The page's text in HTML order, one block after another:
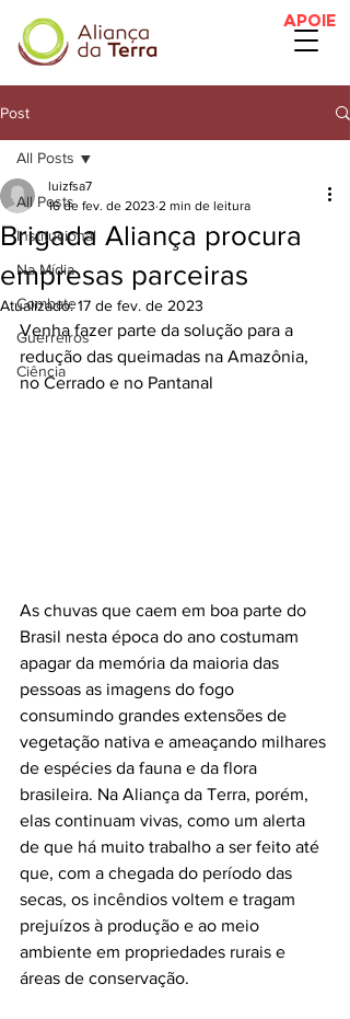
APOIE
Post
All Posts
Institucional
Na Mídia
Combate
Guerreiros
Ciência
All Posts
Brigada Aliança procura
empresas parceiras
luizfsa7
16 de fev. de 2023 2 min de leitura
Atualizado:17 de fev. de 2023
Venha fazer parte da solução para a
redução das queimadas na Amazônia,
no Cerrado e no Pantanal
As chuvas que caem em boa parte do
Brasil nesta época do ano costumam
apagar da memória da maioria das
pessoas as imagens do fogo
consumindo grandes extensões de
vegetação nativa e ameaçando milhares
de espécies da fauna e da flora
brasileira. Na Aliança da Terra, porém,
elas continuam vivas, como um alerta
de que há muito trabalho a ser feito até
que, com a chegada do período das
secas, os incêndios voltem e tragam
prejuízos à produção e ao meio
ambiente em propriedades rurais e
áreas de conservação.